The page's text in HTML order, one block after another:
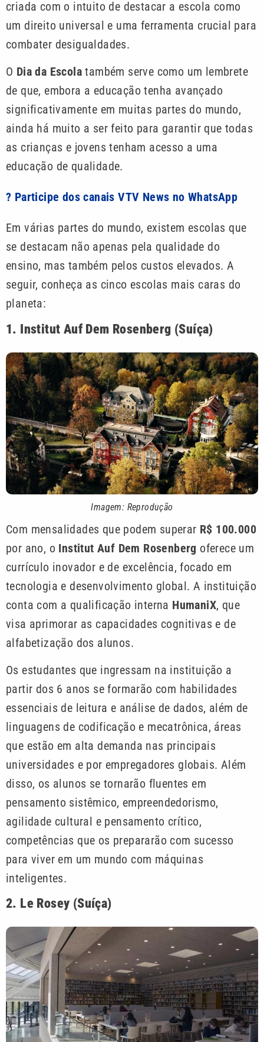
criada com o intuito de destacar a escola como
um direito universal e uma ferramenta crucial para
combater desigualdades.
O Dia da Escola também serve como um lembrete
de que, embora a educação tenha avançado
significativamente em muitas partes do mundo,
ainda há muito a ser feito para garantir que todas
as crianças e jovens tenham acesso a uma
educação de qualidade.
? Participe dos canais VTV News no WhatsApp
Em várias partes do mundo, existem escolas que
se destacam não apenas pela qualidade do
ensino, mas também pelos custos elevados. A
seguir, conheça as cinco escolas mais caras do
planeta:
1. Institut Auf Dem Rosenberg (Suíça)
Imagem: Reprodução
Com mensalidades que podem superar R$ 100.000
por ano, o Institut Auf Dem Rosenberg oferece um
currículo inovador e de excelência, focado em
tecnologia e desenvolvimento global. A instituição
conta com a qualificação interna HumaniX, que
visa aprimorar as capacidades cognitivas e de
alfabetização dos alunos.
Os estudantes que ingressam na instituição a
partir dos 6 anos se formarão com habilidades
essenciais de leitura e análise de dados, além de
linguagens de codificação e mecatrônica, áreas
que estão em alta demanda nas principais
universidades e por empregadores globais. Além
disso, os alunos se tornarão fluentes em
pensamento sistêmico, empreendedorismo,
agilidade cultural e pensamento crítico,
competências que os prepararão com sucesso
para viver em um mundo com máquinas
inteligentes.
2. Le Rosey (Suíça)